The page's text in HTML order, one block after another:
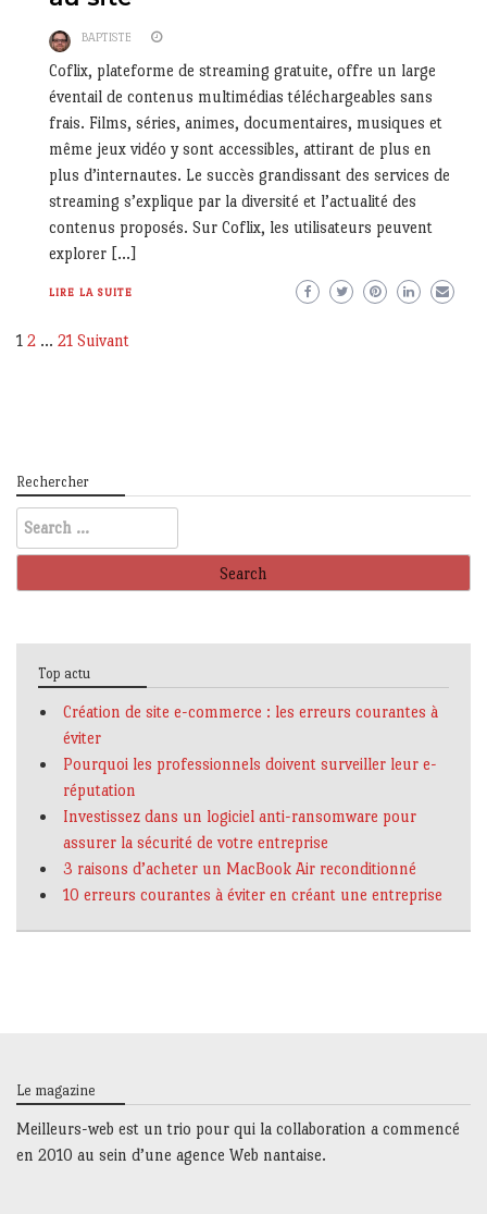
BAPTISTE
Coflix, plateforme de streaming gratuite, offre un large
éventail de contenus multimédias téléchargeables sans
frais. Films, séries, animes, documentaires, musiques et
même jeux vidéo y sont accessibles, attirant de plus en
plus d’internautes. Le succès grandissant des services de
streaming s’explique par la diversité et l’actualité des
contenus proposés. Sur Coflix, les utilisateurs peuvent
explorer […]
LIRE LA SUITE
Pagination
1 2 … 21 Suivant
Rechercher
Search
for:
Top actu
Création de site e-commerce : les erreurs courantes à
éviter
Pourquoi les professionnels doivent surveiller leur e-
réputation
Investissez dans un logiciel anti-ransomware pour
assurer la sécurité de votre entreprise
3 raisons d’acheter un MacBook Air reconditionné
10 erreurs courantes à éviter en créant une entreprise
Le magazine
Meilleurs-web est un trio pour qui la collaboration a commencé
en 2010 au sein d’une agence Web nantaise.